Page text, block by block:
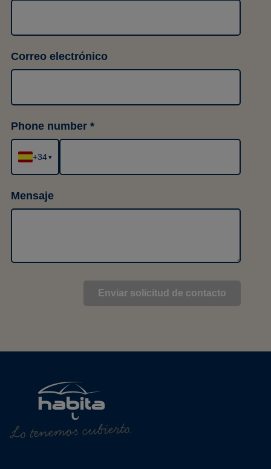
Correo electrónico
Phone number
+34▾
Mensaje
Lo tenemos cubierto.